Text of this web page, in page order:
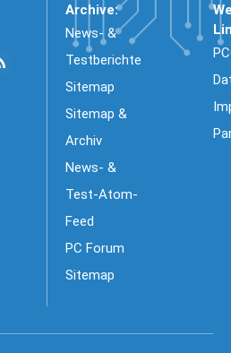
Archive:
News- &
Testberichte
Sitemap
Sitemap &
Archiv
News- &
Test-Atom-
Feed
PC Forum
Sitemap